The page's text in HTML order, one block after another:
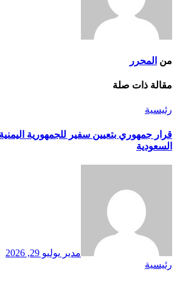
من المحرر
مقالة ذات صلة
رئيسية
قرار جمهوري بتعيين سفير للجمهورية
السعودية
مدير يوليو 29, 2026
رئيسية